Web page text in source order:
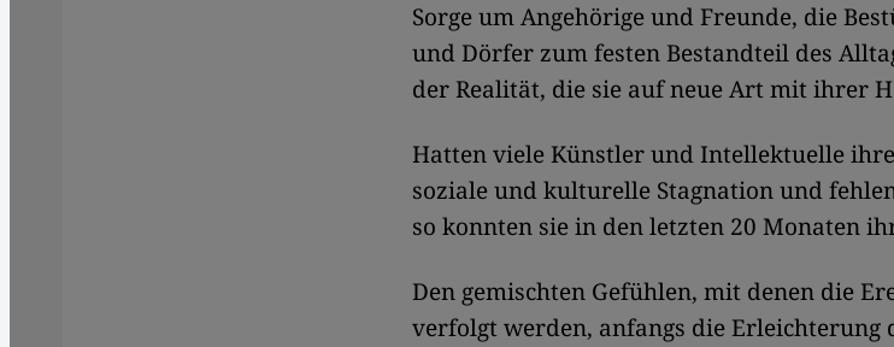
Sorge um Angehörige und Freunde, die
und Dörfer zum festen Bestandteil des
der Realität, die sie auf neue Art mit ihrer
Hatten viele Künstler und Intellektuelle
soziale und kulturelle Stagnation und
so konnten sie in den letzten 20 Monaten
Den gemischten Gefühlen, mit denen die
verfolgt werden, anfangs die Erleichterung